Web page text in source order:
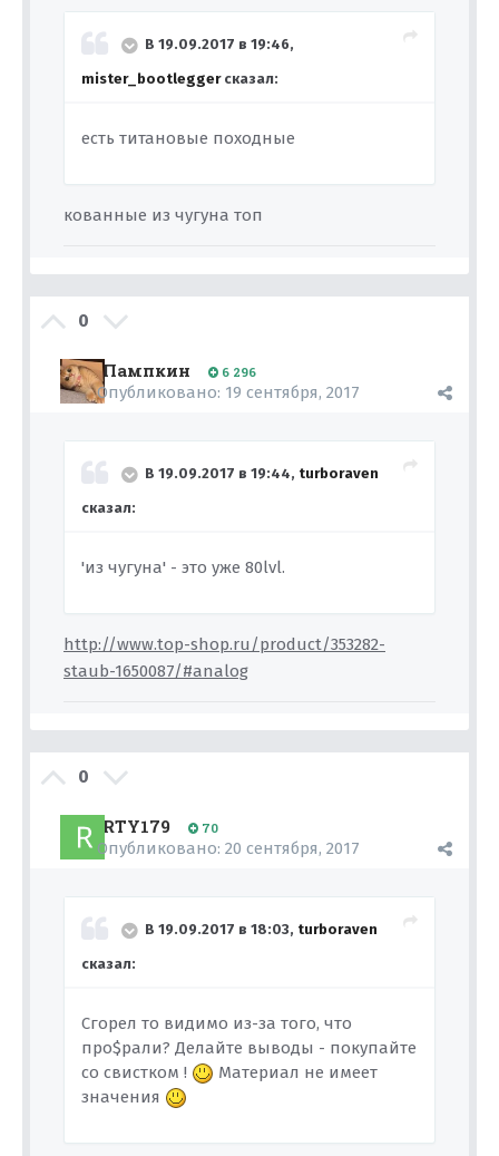
В 19.09.2017 в 19:46,
mister_bootleggerсказал:
есть титановые походные
кованные из чугуна топ
0
Пампкин 6 296
Опубликовано: 19 сентября, 2017
В 19.09.2017 в 19:44, turboraven
сказал:
'из чугуна' - это уже 80lvl.
http://www.top-shop.ru/product/353282-
staub-1650087/#analog
0
RTY179 70
Опубликовано: 20 сентября, 2017
В 19.09.2017 в 18:03, turboraven
сказал:
Сгорел то видимо из-за того, что
про$рали? Делайте выводы - покупайте
со свистком !
Материал не имеет
значения